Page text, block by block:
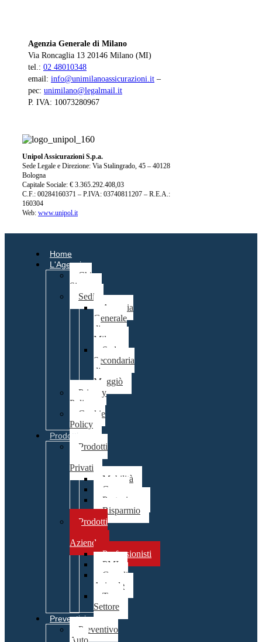
Agenzia Generale di Milano
Via Roncaglia 13 20146 Milano (MI)
tel.: 02 48010348
email: info@unimilanoassicurazioni.it –
pec: unimilano@legalmail.it
P. IVA: 10073280967
Unipol Assicurazioni S.p.a.
Sede Legale e Direzione: Via Stalingrado, 45 – 40128
Bologna
Capitale Sociale: € 3.365.292.408,03
C.F.: 00284160371 – P.IVA: 03740811207 – R.E.A.:
160304
Web: www.unipol.it
Home
L'Agenzia
Chi
Siamo
Sedi
Agenzia
Generale
di
Milano
Sede
Secondaria
di
Muggiò
Privacy
Policy
Cookie
Policy
Prodotti
Prodotti
Privati
Mobilità
Casa
Protezione
Risparmio
Prodotti
Aziende
Professionisti
PMI
Grandi
Aziende
Terzo
Settore
Preventivi
Preventivo
Auto